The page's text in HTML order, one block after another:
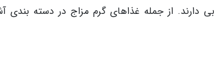
از جمله غذاهای گرم مزاج در دسته بندی